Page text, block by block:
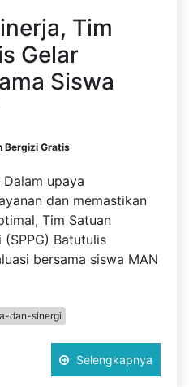
Tim
Gelar
Siswa
Bergizi Gratis
upaya
dan memastikan
Tim Satuan
Batutulis
bersama siswa MAN
dan-sinergi
Selengkapnya